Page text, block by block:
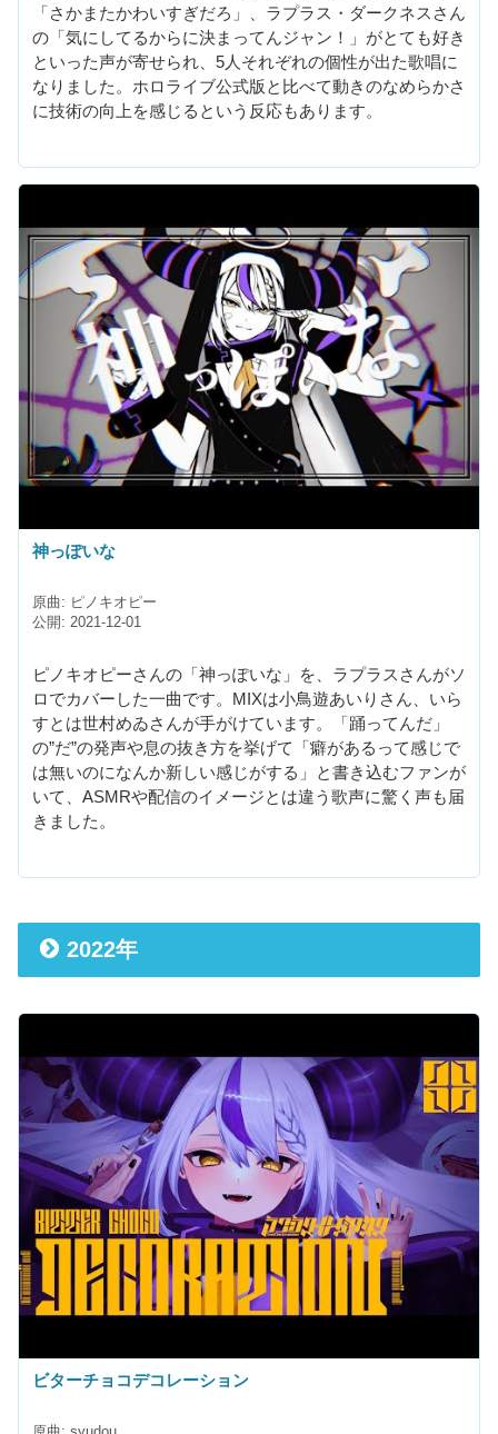
「さかまたかわいすぎだろ」、ラプラス・ダークネスさん
の「気にしてるからに決まってんジャン！」がとても好き
といった声が寄せられ、5人それぞれの個性が出た歌唱に
なりました。ホロライブ公式版と比べて動きのなめらかさ
に技術の向上を感じるという反応もあります。
神っぽいな
原曲: ピノキオピー
公開: 2021-12-01
ピノキオピーさんの「神っぽいな」を、ラプラスさんがソ
ロでカバーした一曲です。MIXは小鳥遊あいりさん、いら
すとは世村めゐさんが手がけています。「踊ってんだ」
の”だ”の発声や息の抜き方を挙げて「癖があるって感じで
は無いのになんか新しい感じがする」と書き込むファンが
いて、ASMRや配信のイメージとは違う歌声に驚く声も届
きました。
2022年
ビターチョコデコレーション